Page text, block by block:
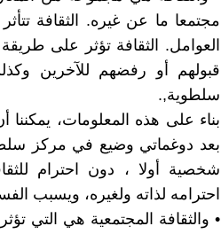
مجتمعا ما عن غيره. الثقافة تتأثر
العوامل. الثقافة تؤثر على
قبولهم أو رفضهم للآخرين
سلطوية,.
بناء على هذه المعلومات،
بعد دوغماتي وضيع في مركز
شخصية أولا ، دون احترام
احترامه لذاته ولغيره، ويسبب
• والثقافة المجتمعية هي التي